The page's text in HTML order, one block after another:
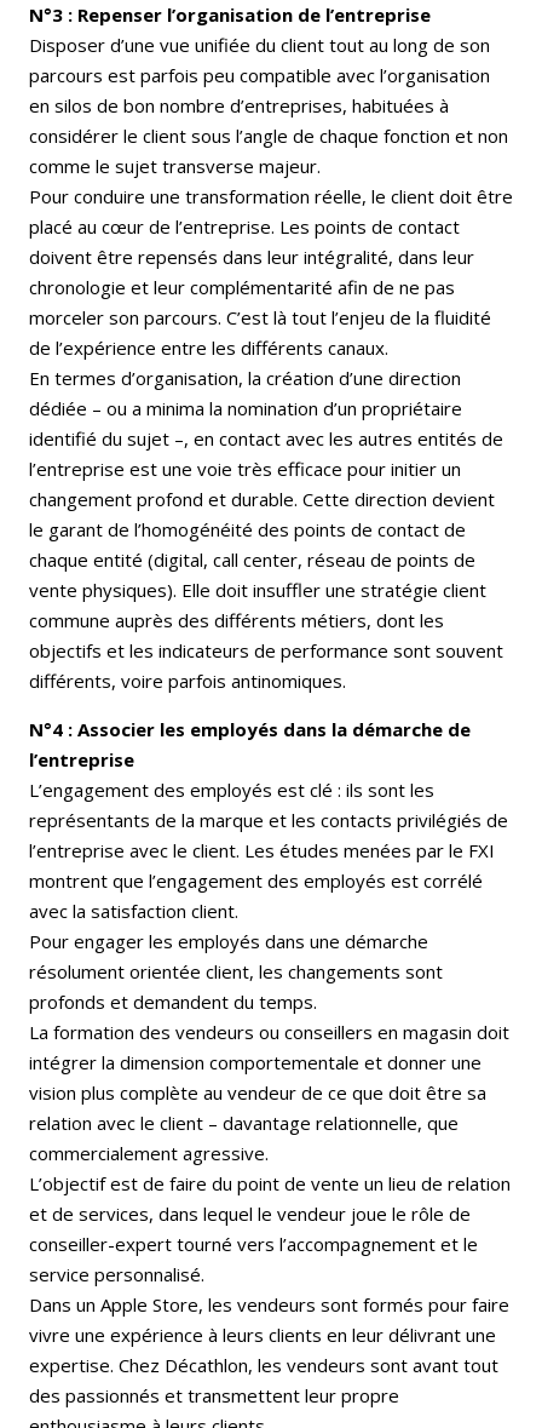
N°3 : Repenser l’organisation de l’entreprise
Disposer d’une vue unifiée du client tout au long de son
parcours est parfois peu compatible avec l’organisation
en silos de bon nombre d’entreprises, habituées à
considérer le client sous l’angle de chaque fonction et non
comme le sujet transverse majeur.
Pour conduire une transformation réelle, le client doit être
placé au cœur de l’entreprise. Les points de contact
doivent être repensés dans leur intégralité, dans leur
chronologie et leur complémentarité afin de ne pas
morceler son parcours. C’est là tout l’enjeu de la fluidité
de l’expérience entre les différents canaux.
En termes d’organisation, la création d’une direction
dédiée – ou a minima la nomination d’un propriétaire
identifié du sujet –, en contact avec les autres entités de
l’entreprise est une voie très efficace pour initier un
changement profond et durable. Cette direction devient
le garant de l’homogénéité des points de contact de
chaque entité (digital, call center, réseau de points de
vente physiques). Elle doit insuffler une stratégie client
commune auprès des différents métiers, dont les
objectifs et les indicateurs de performance sont souvent
différents, voire parfois antinomiques.
N°4 : Associer les employés dans la démarche de
l’entreprise
L’engagement des employés est clé : ils sont les
représentants de la marque et les contacts privilégiés de
l’entreprise avec le client. Les études menées par le FXI
montrent que l’engagement des employés est corrélé
avec la satisfaction client.
Pour engager les employés dans une démarche
résolument orientée client, les changements sont
profonds et demandent du temps.
La formation des vendeurs ou conseillers en magasin doit
intégrer la dimension comportementale et donner une
vision plus complète au vendeur de ce que doit être sa
relation avec le client – davantage relationnelle, que
commercialement agressive.
L’objectif est de faire du point de vente un lieu de relation
et de services, dans lequel le vendeur joue le rôle de
conseiller-expert tourné vers l’accompagnement et le
service personnalisé.
Dans un Apple Store, les vendeurs sont formés pour faire
vivre une expérience à leurs clients en leur délivrant une
expertise. Chez Décathlon, les vendeurs sont avant tout
des passionnés et transmettent leur propre